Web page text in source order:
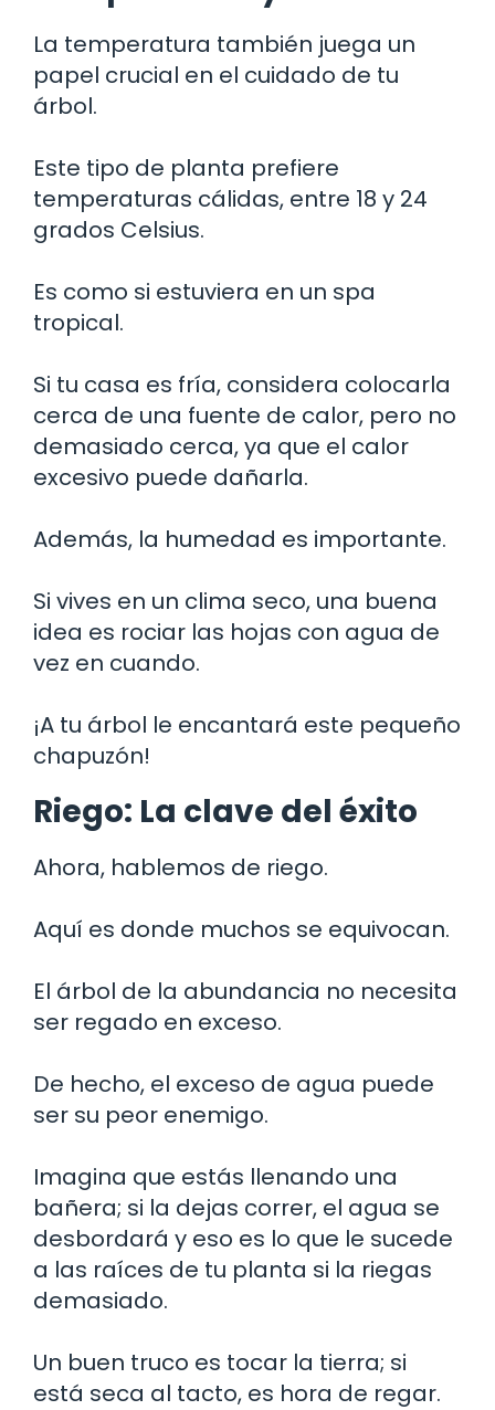
La temperatura también juega un
papel crucial en el cuidado de tu
árbol.
Este tipo de planta prefiere
temperaturas cálidas, entre 18 y 24
grados Celsius.
Es como si estuviera en un spa
tropical.
Si tu casa es fría, considera colocarla
cerca de una fuente de calor, pero no
demasiado cerca, ya que el calor
excesivo puede dañarla.
Además, la humedad es importante.
Si vives en un clima seco, una buena
idea es rociar las hojas con agua de
vez en cuando.
¡A tu árbol le encantará este pequeño
chapuzón!
Riego: La clave del éxito
Ahora, hablemos de riego.
Aquí es donde muchos se equivocan.
El árbol de la abundancia no necesita
ser regado en exceso.
De hecho, el exceso de agua puede
ser su peor enemigo.
Imagina que estás llenando una
bañera; si la dejas correr, el agua se
desbordará y eso es lo que le sucede
a las raíces de tu planta si la riegas
demasiado.
Un buen truco es tocar la tierra; si
está seca al tacto, es hora de regar.